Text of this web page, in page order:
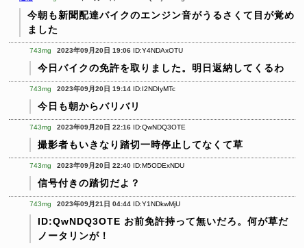
今朝も新聞配達バイクのエンジン音がうるさくて目が覚め
ました
743mg 2023年09月20日 19:06 ID:Y4NDAxOTU
今日バイクの免許を取りました。明日返納してくるわ
743mg 2023年09月20日 19:14 ID:I2NDIyMTc
今日も朝からバリバリ
743mg 2023年09月20日 22:16 ID:QwNDQ3OTE
撮影者もいきなり踏切一時停止してなくて草
743mg 2023年09月20日 22:40 ID:M5ODExNDU
信号付きの踏切だよ？
743mg 2023年09月21日 04:44 ID:Y1NDkwMjU
ID:QwNDQ3OTE お前免許持って無いだろ。何が草だ
ノータリンが！